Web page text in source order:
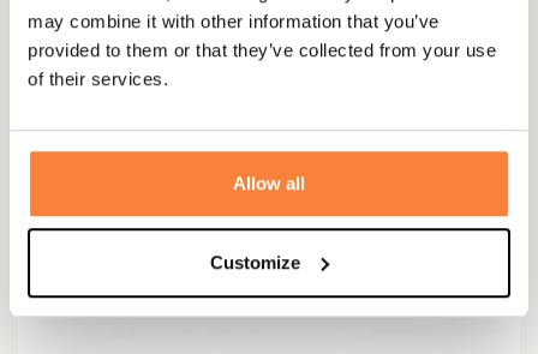
may combine it with other information that you’ve
provided to them or that they’ve collected from your use
of their services.
Allow all
Customize
Le Chameau Versterkte Zeeplaarzen